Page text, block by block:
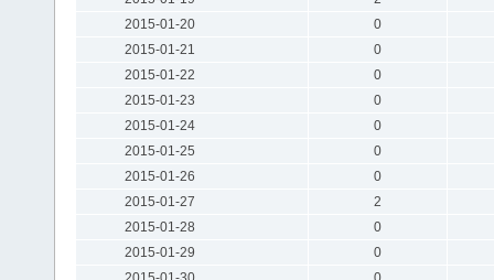
2015-01-20
0
2015-01-21
0
2015-01-22
0
2015-01-23
0
2015-01-24
0
2015-01-25
0
2015-01-26
0
2015-01-27
2
2015-01-28
0
2015-01-29
0